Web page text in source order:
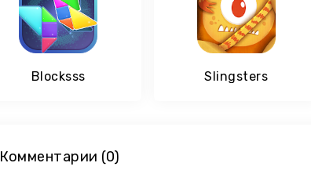
Blocksss Slingsters
Комментарии (0)